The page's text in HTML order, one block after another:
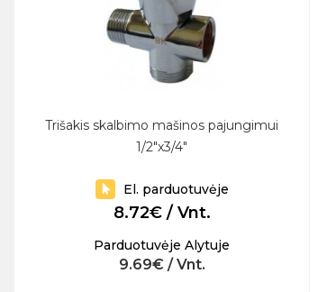
Trišakis skalbimo mašinos pajungimui
1/2"x3/4"
El. parduotuvėje
8.72€ / Vnt.
Parduotuvėje Alytuje
9.69€ / Vnt.